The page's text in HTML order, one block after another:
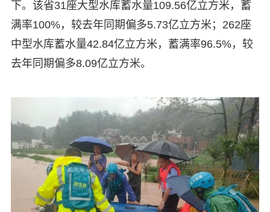
下。该省31座大型水库蓄水量109.56亿立方米，蓄
满率100%，较去年同期偏多5.73亿立方米；262座
中型水库蓄水量42.84亿立方米，蓄满率96.5%，较
去年同期偏多8.09亿立方米。